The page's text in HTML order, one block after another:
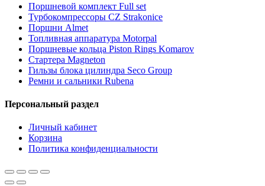
Поршневой комплект Full set
Турбокомпрессоры CZ Strakonice
Поршни Almet
Топливная аппаратура Motorpal
Поршневые кольца Piston Rings Komarov
Стартера Magneton
Гильзы блока цилиндра Seco Group
Ремни и сальники Rubena
Персональный раздел
Личный кабинет
Корзина
Политика конфиденциальности